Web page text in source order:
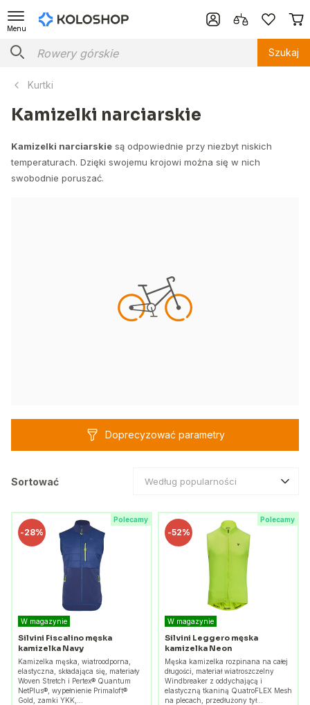
Menu
Szukaj
Kurtki
Kamizelki narciarskie
Kamizelki narciarskie są odpowiednie przy niezbyt niskich
temperaturach. Dzięki swojemu krojowi można się w nich
swobodnie poruszać.
Doprecyzować parametry
Sortować Według popularności
Polecamy
-28%
W magazynie
Silvini Fiscalino męska
kamizelka Navy
Kamizelka męska, wiatroodporna,
elastyczna, składająca się, materiały
Woven Stretch i Pertex® Quantum
NetPlus®, wypełnienie Primaloft®
Gold, zamki YKK,…
Polecamy
-52%
W magazynie
Silvini Leggero męska
kamizelka Neon
Męska kamizelka rozpinana na całej
długości, materiał wiatroszczelny
Windbreaker z oddychającą i
elastyczną tkaniną QuatroFLEX Mesh
na plecach, przedłużony tył…